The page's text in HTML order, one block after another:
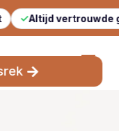
vertrouwde gezichten